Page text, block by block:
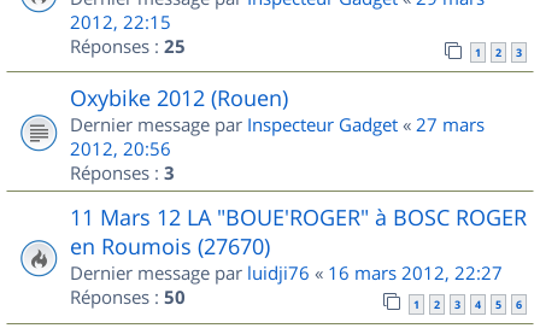
2012, 22:15
Réponses : 25 1 2 3
Oxybike 2012 (Rouen)
Dernier message par Inspecteur Gadget « 27 mars
2012, 20:56
Réponses : 3
11 Mars 12 LA "BOUE'ROGER" à BOSC ROGER
en Roumois (27670)
Dernier message par luidji76 « 16 mars 2012, 22:27
Réponses : 50 1 2 3 4 5 6